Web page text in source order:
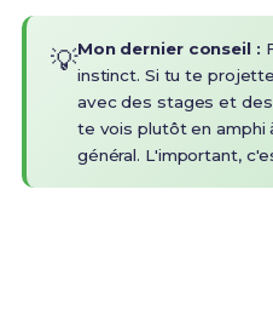
💡Mon dernier conseil :
instinct. Si tu te
avec des stages et des
te vois plutôt en amphi
général. L'important,